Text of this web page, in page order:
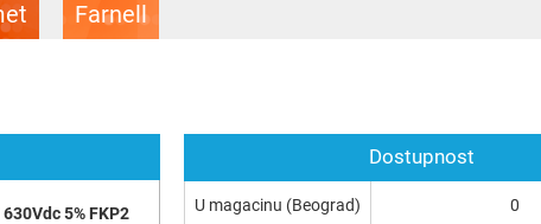
Farnell
5% FKP2
Dostupnost
U magacinu (Beograd) 0